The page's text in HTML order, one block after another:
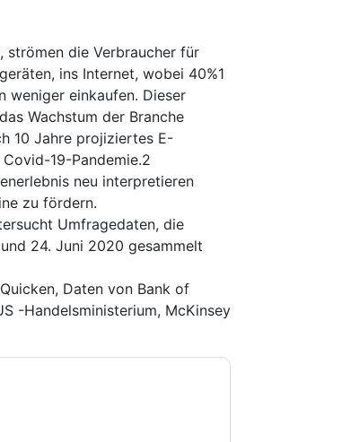
die Verbraucher für
ins Internet, wobei 40%1
weniger einkaufen. Dieser
Wachstum der Branche
10 Jahre projiziertes E-
19-Pandemie.2
neu interpretieren
zu fördern.
Umfragedaten, die
24. Juni 2020 gesammelt
Daten von Bank of
-Handelsministerium, McKinsey